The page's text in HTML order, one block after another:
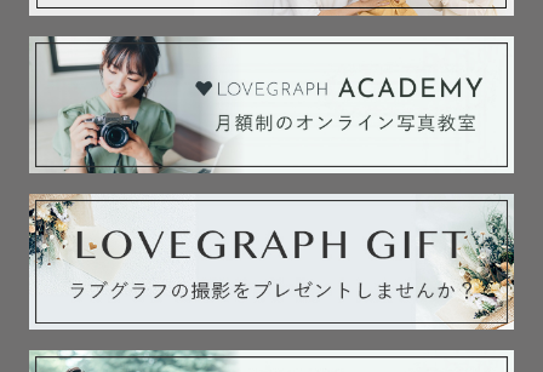
ゲストさんの特徴をみながら
ポージングや綺麗に映る角度など丁寧にお伝えしていきな
がら撮影をします。
ここちよい空間を一緒につくっていきましょうね🕊️
最後までご覧頂きありがとうございます！
みなさんとお会いできるのを楽しみにしています！！